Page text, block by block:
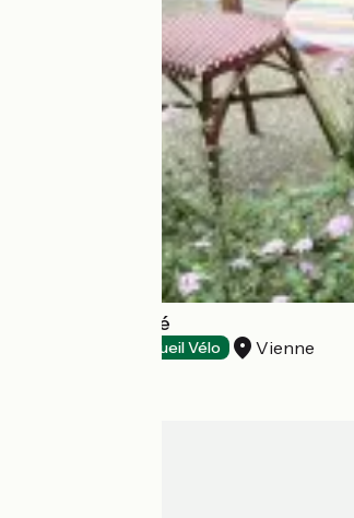
Le Simone's café
Accueil Vélo Vienne